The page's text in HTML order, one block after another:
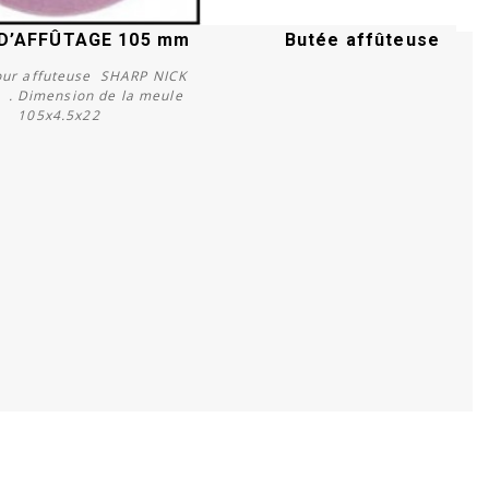
105 mm
affuteuse SHARP NICK
. Dimension de la meule
105x4.5x22
Butée affûteuse